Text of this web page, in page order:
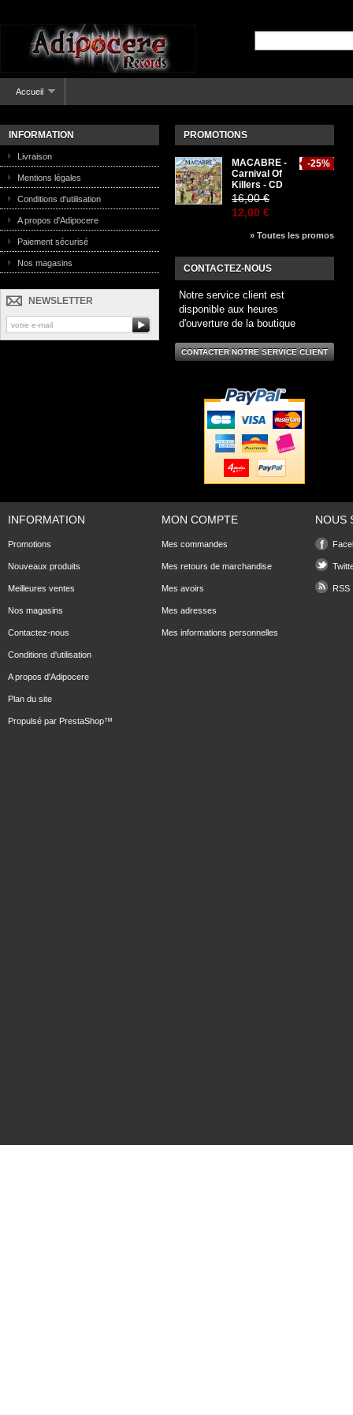
Accueil
INFORMATION
Livraison
Mentions légales
Conditions d'utilisation
A propos d'Adipocere
Paiement sécurisé
Nos magasins
NEWSLETTER
PROMOTIONS
-25%
MACABRE -
Carnival Of
Killers - CD
16,00 €
12,00 €
» Toutes les promos
CONTACTEZ-NOUS
Notre service client est
disponible aux heures
d'ouverture de la boutique
CONTACTER NOTRE SERVICE CLIENT
INFORMATION
Promotions
Nouveaux produits
Meilleures ventes
Nos magasins
Contactez-nous
Conditions d'utilisation
A propos d'Adipocere
Plan du site
Propulsé par PrestaShop™
MON COMPTE
Mes commandes
Mes retours de marchandise
Mes avoirs
Mes adresses
Mes informations personnelles
NOUS
RSS